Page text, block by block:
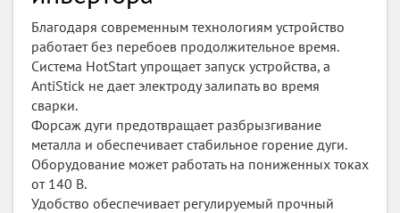
Благодаря современным технологиям устройство
работает без перебоев продолжительное время.
Система HotStart упрощает запуск устройства, а
AntiStick не дает электроду залипать во время
сварки.
Форсаж дуги предотвращает разбрызгивание
металла и обеспечивает стабильное горение дуги.
Оборудование может работать на пониженных токах
от 140 В.
Удобство обеспечивает регулируемый прочный